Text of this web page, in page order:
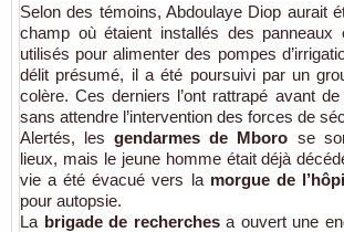
Selon des témoins, Abdoulaye Diop aurait
champ où étaient installés des panneaux
utilisés pour alimenter des pompes
délit présumé, il a été poursuivi par un
colère. Ces derniers l’ont rattrapé avant
sans attendre l’intervention des forces de
Alertés, lesgendarmes de Mboro se
lieux, mais le jeune homme était déjà
vie a été évacué vers la morgue de
pour autopsie.
La brigade de recherchesa ouvert une